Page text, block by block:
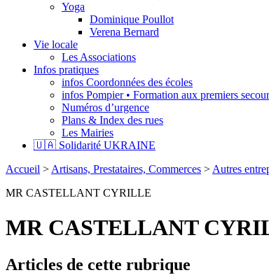
Yoga
Dominique Poullot
Verena Bernard
Vie locale
Les Associations
Infos pratiques
infos Coordonnées des écoles
infos Pompier • Formation aux premiers
Numéros d’urgence
Plans & Index des rues
Les Mairies
🇺🇦 Solidarité UKRAINE
Accueil > Artisans, Prestataires, Commerces > Autres
MR CASTELLANT CYRILLE
MR CASTELLANT
Articles de cette rubrique